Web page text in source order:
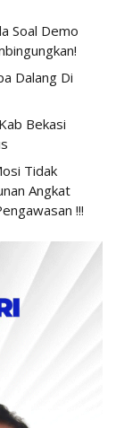
Soal Demo
Dalang Di
Bekasi
Tidak
Angkat
!!!